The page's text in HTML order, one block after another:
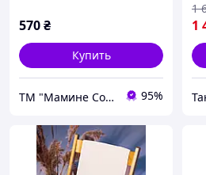
570₴
Купить
ТМ "Мамине Сонечко" 95%
1
1